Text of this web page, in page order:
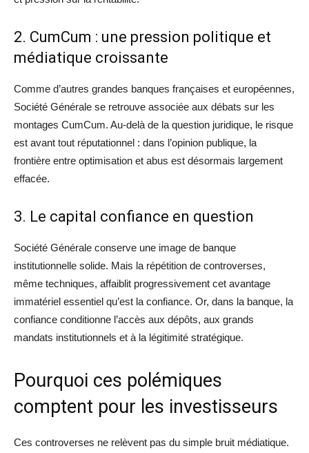
2. CumCum : une pression politique et
médiatique croissante
Comme d’autres grandes banques françaises et européennes,
Société Générale se retrouve associée aux débats sur les
montages CumCum. Au-delà de la question juridique, le risque
est avant tout réputationnel : dans l’opinion publique, la
frontière entre optimisation et abus est désormais largement
effacée.
3. Le capital confiance en question
Société Générale conserve une image de banque
institutionnelle solide. Mais la répétition de controverses,
même techniques, affaiblit progressivement cet avantage
immatériel essentiel qu’est la confiance. Or, dans la banque, la
confiance conditionne l’accès aux dépôts, aux grands
mandats institutionnels et à la légitimité stratégique.
Pourquoi ces polémiques
comptent pour les investisseurs
Ces controverses ne relèvent pas du simple bruit médiatique.